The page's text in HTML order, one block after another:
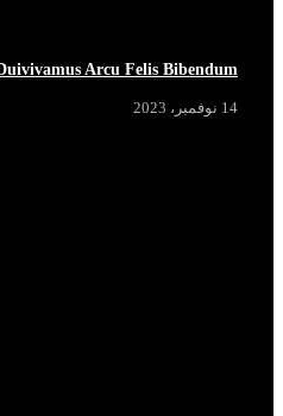
Arcu Felis Bibendum
14 نوفمبر، 2023